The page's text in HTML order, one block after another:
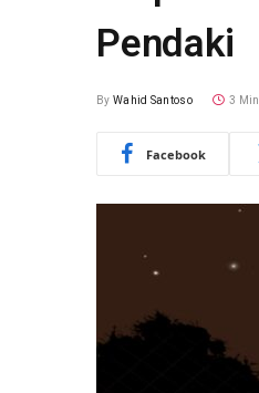
Pendaki
By Wahid Santoso 3
Facebook